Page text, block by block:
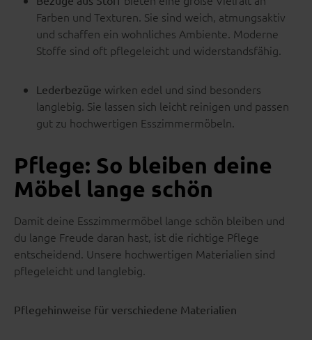
Farben und Texturen. Sie sind weich, atmungsaktiv
und schaffen ein wohnliches Ambiente. Moderne
Stoffe sind oft pflegeleicht und widerstandsfähig.
Lederbezüge wirken edel und sind besonders
langlebig. Sie lassen sich leicht reinigen und passen
gut zu hochwertigen Esszimmermöbeln.
Pflege: So bleiben deine
Möbel lange schön
Damit deine Esszimmermöbel lange schön bleiben und
du lange Freude daran hast, ist die richtige Pflege
entscheidend. Unsere hochwertigen Materialien sind
pflegeleicht und langlebig.
Pflegehinweise für verschiedene Materialien